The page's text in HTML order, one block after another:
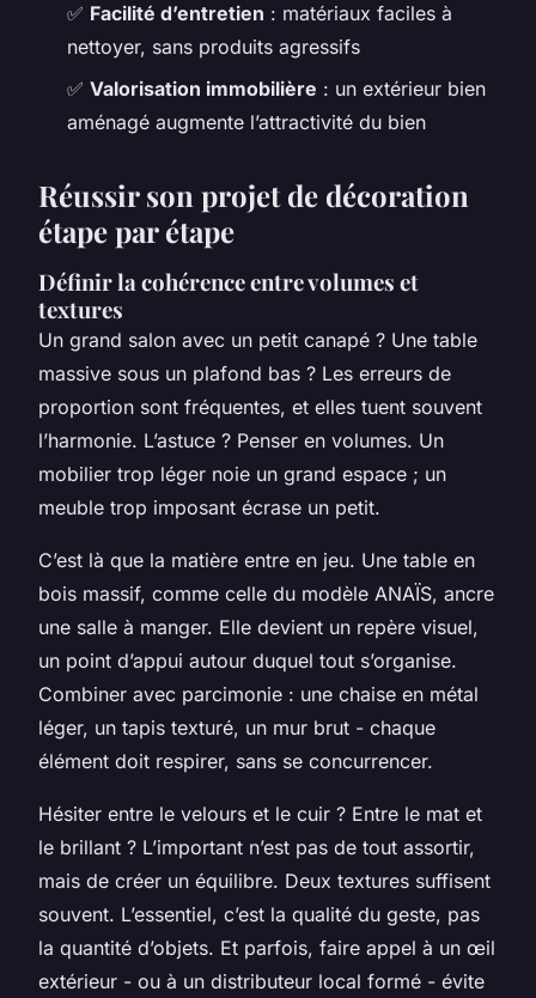
✅ Facilité d’entretien : matériaux faciles à
nettoyer, sans produits agressifs
✅ Valorisation immobilière : un extérieur bien
aménagé augmente l’attractivité du bien
Réussir son projet de décoration
étape par étape
Définir la cohérence entre volumes et
textures
Un grand salon avec un petit canapé ? Une table
massive sous un plafond bas ? Les erreurs de
proportion sont fréquentes, et elles tuent souvent
l’harmonie. L’astuce ? Penser en volumes. Un
mobilier trop léger noie un grand espace ; un
meuble trop imposant écrase un petit.
C’est là que la matière entre en jeu. Une table en
bois massif, comme celle du modèle ANAÏS, ancre
une salle à manger. Elle devient un repère visuel,
un point d’appui autour duquel tout s’organise.
Combiner avec parcimonie : une chaise en métal
léger, un tapis texturé, un mur brut - chaque
élément doit respirer, sans se concurrencer.
Hésiter entre le velours et le cuir ? Entre le mat et
le brillant ? L’important n’est pas de tout assortir,
mais de créer un équilibre. Deux textures suffisent
souvent. L’essentiel, c’est la qualité du geste, pas
la quantité d’objets. Et parfois, faire appel à un œil
extérieur - ou à un distributeur local formé - évite